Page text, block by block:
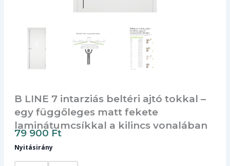
B LINE 7 intarziás beltéri ajtó tokkal –
egy függőleges matt fekete
laminátumcsíkkal a kilincs vonalában
79 900 Ft
Nyitásirány